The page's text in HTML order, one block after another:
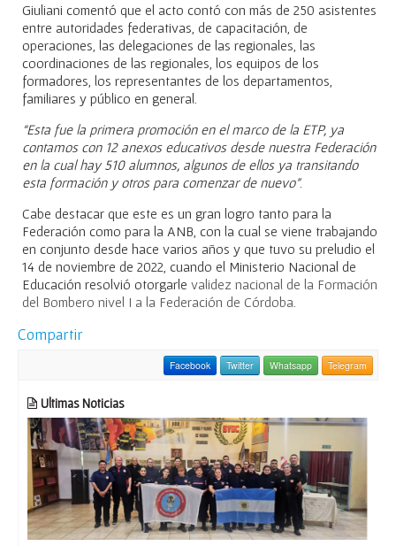
Giuliani comentó que el acto contó con más de 250 asistentes
entre autoridades federativas, de capacitación, de
operaciones, las delegaciones de las regionales, las
coordinaciones de las regionales, los equipos de los
formadores, los representantes de los departamentos,
familiares y público en general.
“Esta fue la primera promoción en el marco de la ETP, ya
contamos con 12 anexos educativos desde nuestra Federación
en la cual hay 510 alumnos, algunos de ellos ya transitando
esta formación y otros para comenzar de nuevo”.
Cabe destacar que este es un gran logro tanto para la
Federación como para la ANB, con la cual se viene trabajando
en conjunto desde hace varios años y que tuvo su preludio el
14 de noviembre de 2022, cuando el Ministerio Nacional de
Educación resolvió otorgarle validez nacional de la Formación
del Bombero nivel I a la Federación de Córdoba.
Compartir
Facebook Twitter Whatsapp Telegram
Ultimas Noticias